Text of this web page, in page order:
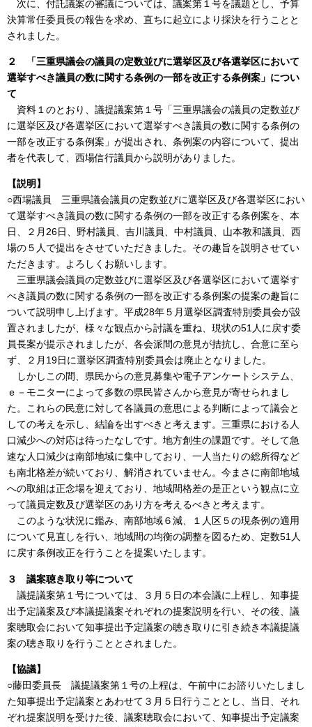
次に、付託議案の審議については、議案第１号を議題とし、予算
決算常任委員長の報告を求め、直ちに起立により採決を行うことと
されました。
２ 「三重県議会の議員の定数並びに選挙区及び各選挙区において
選挙すべき議員の数に関する条例の一部を改正する条例案」につい
て
資料１のとおり、議提議案第１号「三重県議会の議員の定数並び
に選挙区及び各選挙区において選挙すべき議員の数に関する条例の
一部を改正する条例案」が提出され、条例案の内容について、提出
者を代表して、西場信行議員から説明がありました。
【説明】
○西場議員 三重県議会議員の定数並びに選挙区及び各選挙区におい
て選挙すべき議員の数に関する条例の一部を改正する条例案を、本
日、２月26日、野村議員、吉川議員、中村議員、山本教和議員、西
場の５人で提出をさせていただきました。その趣旨を説明させてい
ただきます。よろしくお願いします。
三重県議会議員の定数並びに選挙区及び各選挙区において選挙す
べき議員の数に関する条例の一部を改正する条例案の提案の趣旨に
ついて説明申し上げます。平成28年５月選挙区調査特別委員会が設
置されましたが、様々な観点から討議を重ね、現状の51人に戻す委
員長案が提示されましたが、各会派間の意見が拮抗し、合意に至ら
ず、２月19日に選挙区調査特別委員会は廃止となりました。
しかしこの間、県民からの意見募集や電子アンケートシステム、
ｅ－モニターによって多数の県民皆さんから意見が寄せられまし
た。これらの民意に対して各議員の意思による判断によって議会と
しての考えを示し、結論を出すべきと考えます。三重県における人
口減少への対応は待ったなしです。地方創生の課題です。そして急
速な人口減少は南部地域に集中しており、一人当たりの総所得など
も南北格差が続いており、解消されていません。今まさに南部地域
への取組は正念場を迎えており、地域間格差の是正という観点に立
って議員定数及び選挙区のあり方を考えるべきと考えます。
このような状況に鑑み、南部地域６減、１人区５の現条例の適用
について見直しを行い、地域間の均衡の調整を図るため、定数51人
に戻す条例改正を行うことを提案いたします。
３ 議案聴き取り等について
議提議案第１号については、３月５日の本会議に上程し、知事提
出予定議案及び本議提議案それぞれの提案説明を行い、その後、議
案聴取会において知事提出予定議案の聴き取りに引き続き本議提議
案の聴き取りを行うこととされました。
【協議】
○藤田委員長 議提議案第１号の上程は、午前中にお諮りいたしまし
た知事提出予定議案とあわせて３月５日行うこととし、当日、それ
ぞれ提案説明を受けた後、議案聴取会において、知事提出予定議案